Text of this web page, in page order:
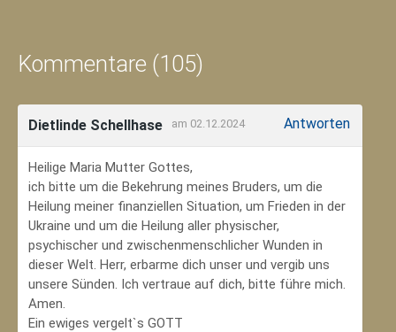
Kommentare (105)
Dietlinde Schellhase am 02.12.2024 Antworten
Heilige Maria Mutter Gottes,
ich bitte um die Bekehrung meines Bruders, um die
Heilung meiner finanziellen Situation, um Frieden in der
Ukraine und um die Heilung aller physischer,
psychischer und zwischenmenschlicher Wunden in
dieser Welt. Herr, erbarme dich unser und vergib uns
unsere Sünden. Ich vertraue auf dich, bitte führe mich.
Amen.
Ein ewiges vergelt`s GOTT